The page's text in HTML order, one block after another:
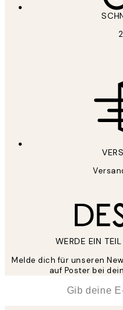
WERDE EIN
Melde dich für unseren
auf Poster bei